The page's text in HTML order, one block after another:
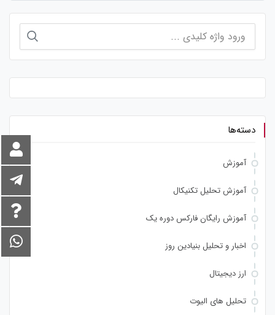
برای:
دسته‌ها
آموزش
آموزش تحلیل تکنیکال
آموزش رایگان فارکس دوره یک
اخبار و تحلیل بنیادین روز
ارز دیجیتال
تحلیل های الیوت